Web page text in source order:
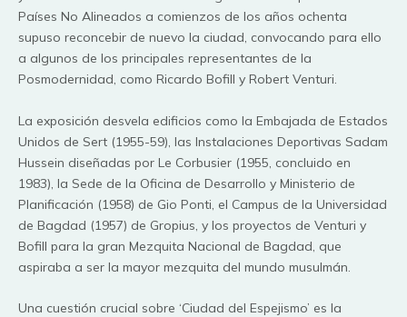
Países No Alineados a comienzos de los años ochenta
supuso reconcebir de nuevo la ciudad, convocando para ello
a algunos de los principales representantes de la
Posmodernidad, como Ricardo Bofill y Robert Venturi.
La exposición desvela edificios como la Embajada de Estados
Unidos de Sert (1955-59), las Instalaciones Deportivas Sadam
Hussein diseñadas por Le Corbusier (1955, concluido en
1983), la Sede de la Oficina de Desarrollo y Ministerio de
Planificación (1958) de Gio Ponti, el Campus de la Universidad
de Bagdad (1957) de Gropius, y los proyectos de Venturi y
Bofill para la gran Mezquita Nacional de Bagdad, que
aspiraba a ser la mayor mezquita del mundo musulmán.
Una cuestión crucial sobre ‘Ciudad del Espejismo’ es la